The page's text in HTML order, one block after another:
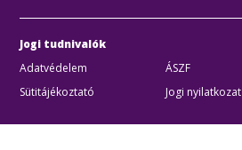
Jogi tudnivalók
Adatvédelem
ÁSZF
Sütitájékoztató
Jogi nyilatkozat